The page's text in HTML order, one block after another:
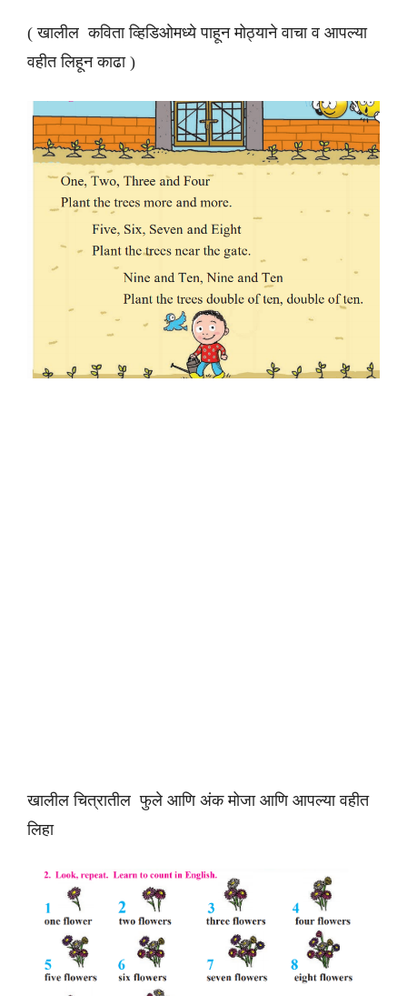
( खालील कविता व्हिडिओमध्ये पाहून मोठ्याने वाचा व आपल्या
वहीत लिहून काढा )
खालील चित्रातील फुले आणि अंक मोजा आणि आपल्या वहीत
लिहा